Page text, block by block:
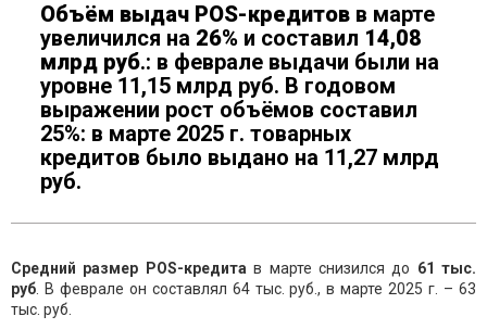
Объём выдач POS-кредитов в марте
увеличился на 26% и составил 14,08
млрд руб.: в феврале выдачи были на
уровне 11,15 млрд руб. В годовом
выражении рост объёмов составил
25%: в марте 2025 г. товарных
кредитов было выдано на 11,27 млрд
руб.
Средний размер POS-кредита в марте снизился до 61 тыс.
руб . В феврале он составлял 64 тыс. руб., в марте 2025 г. – 63
тыс. руб.